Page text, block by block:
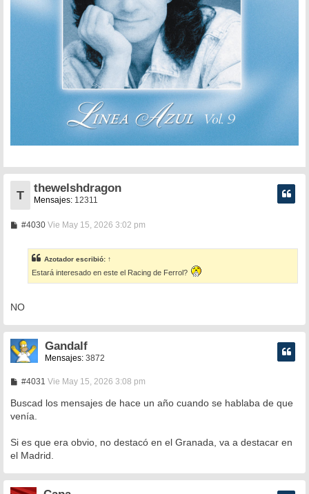
T
thewelshdragon
Mensajes: 12311
#4030M
a
j
e
Vie May 15, 2026 3:02 pm
Azotador escribió: ↑
Estará interesado en este el Racing de Ferrol?
NO
Gandalf
Mensajes: 3872
#4031 M
n
s
Vie May 15, 2026 3:08 pm
Buscad los mensajes de hace un año cuando se hablaba de que
venía.
Si es que era obvio, no destacó en el Granada, va a destacar en
el Madrid.